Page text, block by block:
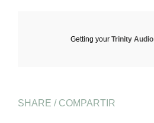
Getting yourTrinity Audio
SHARE / COMPARTIR